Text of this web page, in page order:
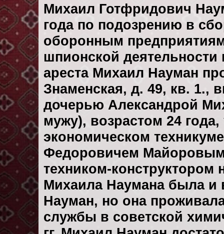
Михаил Готфридович
года по подозрению в
оборонным
шпионской
ареста Михаил Науман
Знаменская, д. 49, кв. 1.,
дочерью Александрой
мужу), возрастом 24
экономическом
Федоровичем
техником-конструктором
Михаила Наумана была и
Науман, но она
службы в советской